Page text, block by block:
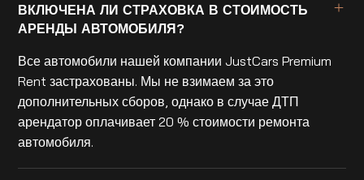
ВКЛЮЧЕНА ЛИ СТРАХОВКА В СТОИМОСТЬ
АРЕНДЫ АВТОМОБИЛЯ?
Все автомобили нашей компании JustCars Premium
Rent застрахованы. Мы не взимаем за это
дополнительных сборов, однако в случае ДТП
арендатор оплачивает 20 % стоимости ремонта
автомобиля.